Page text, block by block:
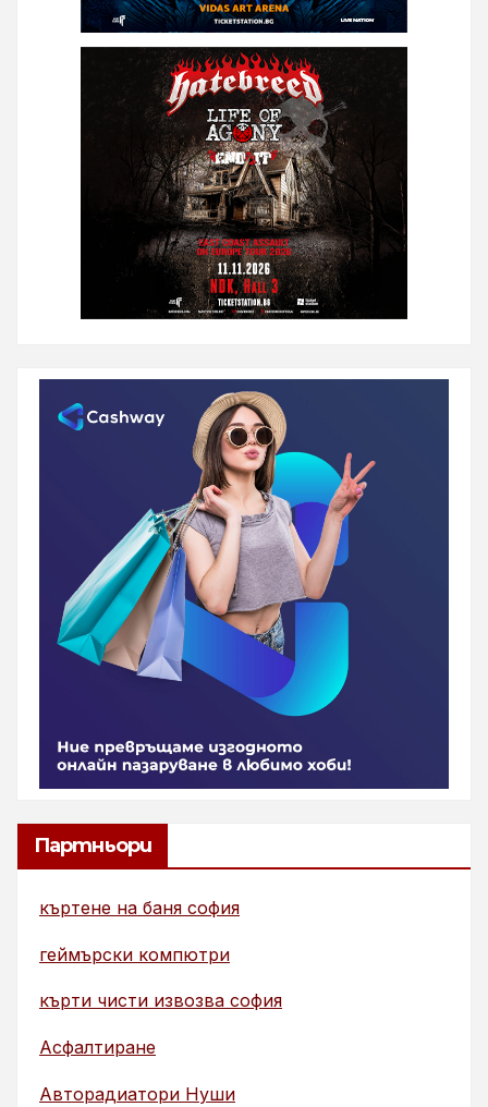
Партньори
къртене на баня софия
геймърски компютри
кърти чисти извозва софия
Асфалтиране
Авторадиатори Нуши